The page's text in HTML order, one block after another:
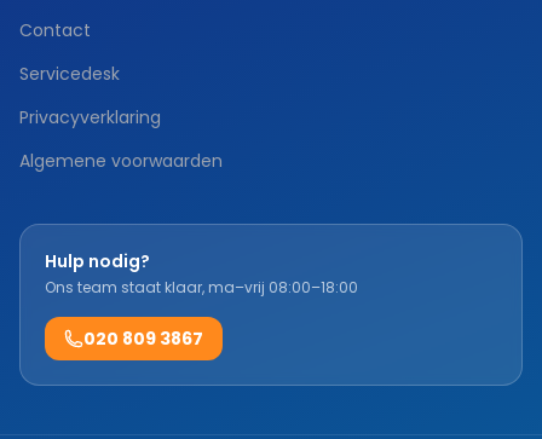
Contact
Servicedesk
Privacyverklaring
Algemene voorwaarden
Hulp nodig?
Ons team staat klaar, ma–vrij 08:00–18:00
020 809 3867